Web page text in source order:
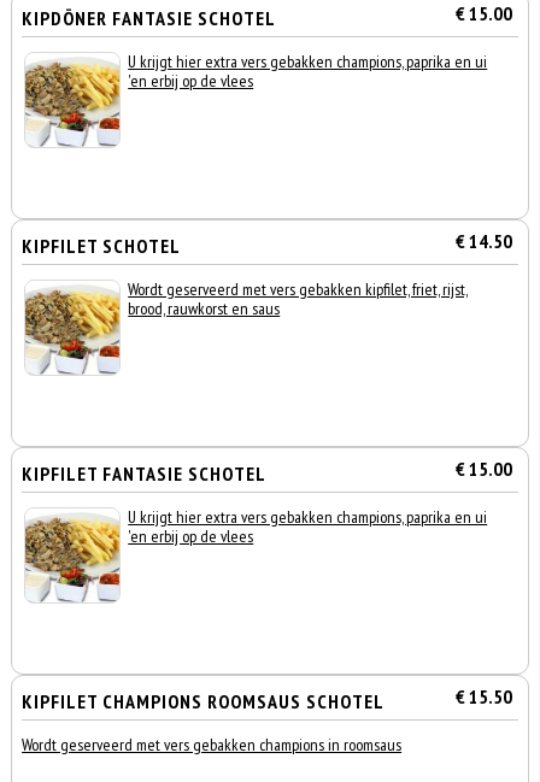
KIPDÖNER FANTASIE SCHOTEL € 15.00
U krijgt hier extra vers gebakken champions, paprika en ui
'en erbij op de vlees
KIPFILET SCHOTEL € 14.50
Wordt geserveerd met vers gebakken kipfilet, friet, rijst,
brood, rauwkorst en saus
KIPFILET FANTASIE SCHOTEL € 15.00
U krijgt hier extra vers gebakken champions, paprika en ui
'en erbij op de vlees
KIPFILET CHAMPIONS ROOMSAUS SCHOTEL € 15.50
Wordt geserveerd met vers gebakken champions in roomsaus